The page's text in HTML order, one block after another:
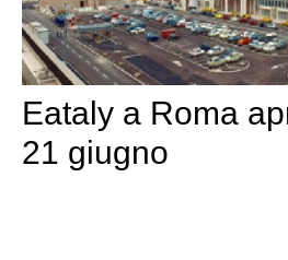
Eataly a Roma
21 giugno